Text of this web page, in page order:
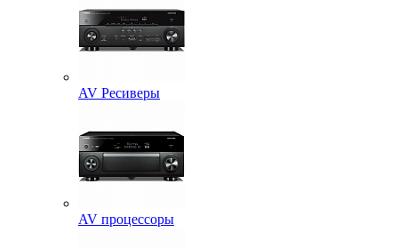
AV Ресиверы
AV процессоры